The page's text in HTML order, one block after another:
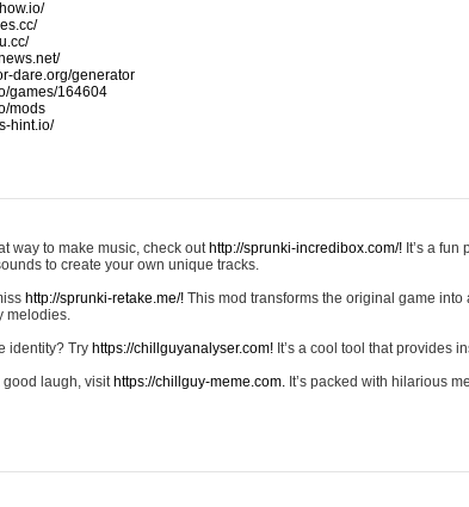
dare.org/generator
games/164604
mods
hint.io/
way to make music, check out http://sprunki-incredibox.com/! It’s a
to create your own unique tracks.
http://sprunki-retake.me/! This mod transforms the original game
melodies.
identity? Try https://chillguyanalyser.com! It’s a cool tool that provides
good laugh, visit https://chillguy-meme.com. It’s packed with hilarious